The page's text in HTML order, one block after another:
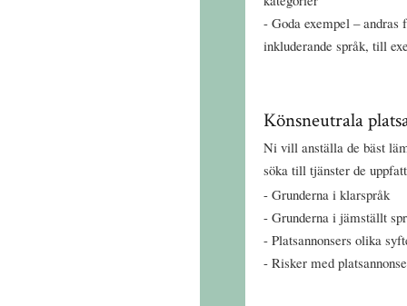
Goda exempel –
inkluderande språk, till
Könsneutrala
Ni vill anställa de bäst
söka till tjänster de
Grunderna i klarspråk
Grunderna i jämställt
Platsannonsers olika
Risker med